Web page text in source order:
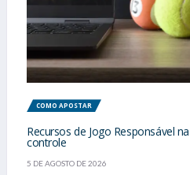
COMO APOSTAR
Recursos de Jogo Responsável
controle
5 DE AGOSTO DE 2026